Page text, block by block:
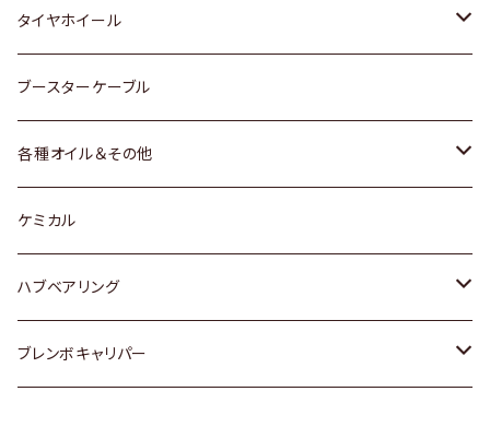
スバル
レクサス
三菱
スバル
ダイハツ
マツダ
三菱
スバル
ダイハツ
スバル
日産
ダイハツ
マツダ
日産
ダイハツ
マツダ
スバル
マツダ
タイヤホイール
トヨタ
ホンダ
スズキ
日産
ダイハツ
ブースターケーブル
各種オイル＆その他
ディーデル洗浄添加剤
ケミカル
ハブベアリング
トヨタ
ブレンボキャリパー